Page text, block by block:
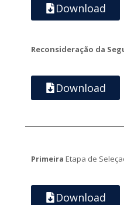
Download
Reconsideração da
Download
Primeira Etapa de
Download